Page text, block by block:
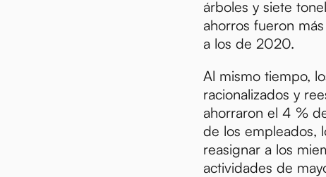
árboles y siete
ahorros fueron
a los de 2020.
Al mismo tiempo,
racionalizados y
ahorraron el 4 %
de los empleados,
reasignar a los
actividades de